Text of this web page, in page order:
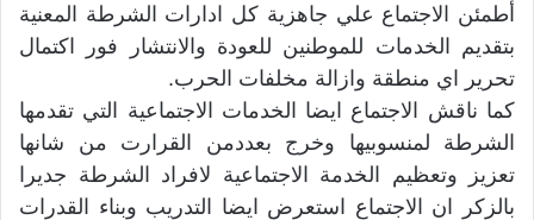
أطمئن الاجتماع علي جاهزية كل ادارات الشرطة المعنية
بتقديم الخدمات للموطنين للعودة والانتشار فور اكتمال
تحرير اي منطقة وازالة مخلفات الحرب.
كما ناقش الاجتماع ايضا الخدمات الاجتماعية التي تقدمها
الشرطة لمنسوبيها وخرج بعددمن القرارت من شانها
تعزيز وتعظيم الخدمة الاجتماعية لافراد الشرطة جديرا
بالزكر ان الاجتماع استعرض ايضا التدريب وبناء القدرات